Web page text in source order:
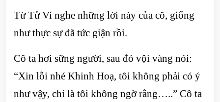
Từ Tử Vi nghe những lời này của cô, giống
như thực sự đã tức giận rồi.
Cô ta hơi sững người, sau đó vội vàng nói:
“Xin lỗi nhé Khinh Hoạ, tôi không phải có ý
như vậy, chỉ là tôi không ngờ rằng…..” Cô ta